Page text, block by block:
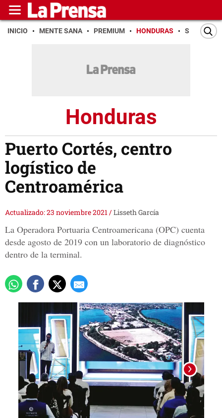
INICIO MENTE SANA PREMIUM HONDURAS SAN PEDRO
Honduras
Puerto Cortés, centro
logístico de
Centroamérica
Actualizado: 23 noviembre 2021/Lisseth García
La Operadora Portuaria Centroamericana (OPC) cuenta
desde agosto de 2019 con un laboratorio de diagnóstico
dentro de la terminal.